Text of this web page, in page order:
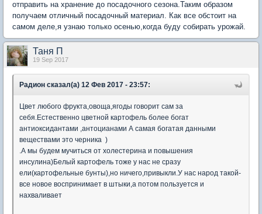
отправить на хранение до посадочного сезона.Таким образом
получаем отличный посадочный материал. Как все обстоит на
самом деле,я узнаю только осенью,когда буду собирать урожай.
Таня П
19 Sep 2017
Радион сказал(а) 12 Фев 2017 - 23:57:
Цвет любого фрукта,овоща,ягоды говорит сам за
себя.Естественно цветной картофель более богат
антиоксидантами ,антоцианами А самая богатая данными
веществами это черника )
.А мы будем мучиться от холестерина и повышения
инсулина)Белый картофель тоже у нас не сразу
ели(картофельные бунты),но ничего,привыкли.У нас народ такой-
все новое воспринимает в штыки,а потом пользуется и
нахваливает